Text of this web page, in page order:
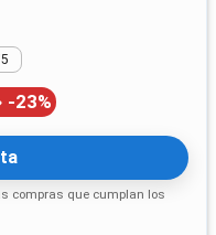
-23%
compras que cumplan los